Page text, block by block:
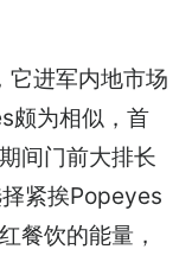
它进军内地市场
颇为相似，首
间门前大排长
紧挨Popeyes
餐饮的能量，